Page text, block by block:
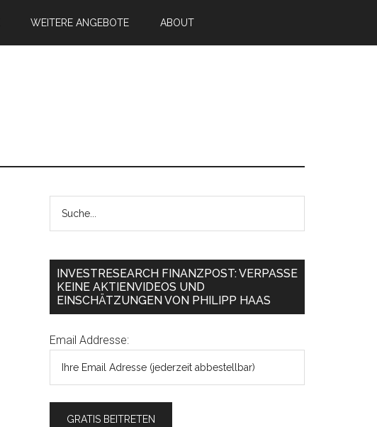
WEITERE ANGEBOTE ABOUT
INVESTRESEARCH FINANZPOST: VERPASSE
KEINE AKTIENVIDEOS UND
EINSCHÄTZUNGEN VON PHILIPP HAAS
Email Addresse: